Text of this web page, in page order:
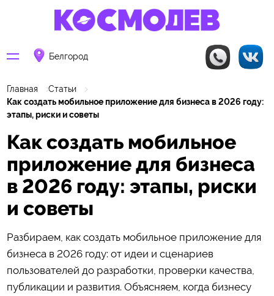
Белгород
Главная
Статьи
Как создать мобильное приложение для бизнеса в 2026 году:
этапы, риски и советы
Как создать мобильное
приложение для бизнеса
в 2026 году: этапы, риски
и советы
Разбираем, как создать мобильное приложение для
бизнеса в 2026 году: от идеи и сценариев
пользователей до разработки, проверки качества,
публикации и развития. Объясняем, когда бизнесу